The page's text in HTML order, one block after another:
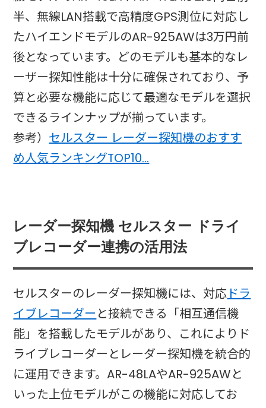
半、無線LAN搭載で高精度GPS測位に対応し
たハイエンドモデルのAR-925AWは3万円前
後となっています。どのモデルも基本的なレ
ーザー探知性能は十分に確保されており、予
算と必要な機能に応じて最適なモデルを選択
できるラインナップが揃っています。
参考） セルスター レーダー探知機のおすす
め人気ランキングTOP10…
レーダー探知機 セルスター ドライ
ブレコーダー連携の活用法
セルスターのレーダー探知機には、対応ドラ
イブレコーダー と接続できる「相互通信機
能」を搭載したモデルがあり、これによりド
ライブレコーダーとレーダー探知機を統合的
に運用できます。AR-48LAやAR-925AWと
いった上位モデルがこの機能に対応してお